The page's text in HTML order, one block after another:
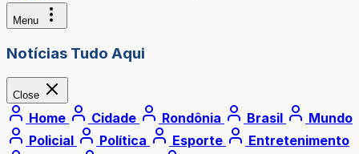
Menu
Notícias Tudo Aqui
Close
Home Cidade Rondônia Brasil
Mundo
Policial
Política Esporte
Entretenimento